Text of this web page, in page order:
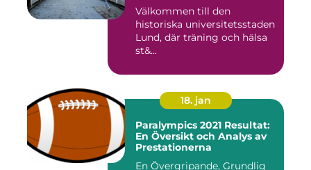
Välkommen till den
historiska universitetsstaden
Lund, där träning och hälsa
st&...
18. jan
Paralympics 2021 Resultat:
En Översikt och Analys av
Prestationerna
En Övergripande, Grundlig